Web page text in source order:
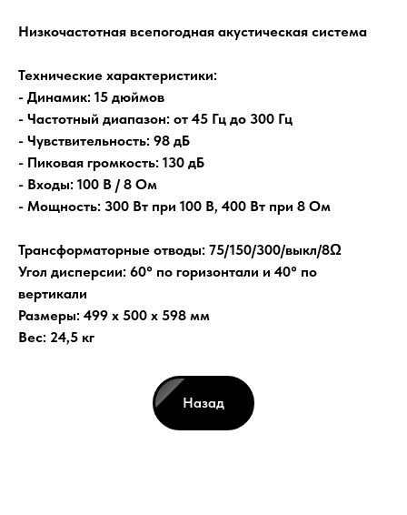
Низкочастотная всепогодная акустическая система
Технические характеристики:
- Динамик: 15 дюймов
- Частотный диапазон: от 45 Гц до 300 Гц
- Чувствительность: 98 дБ
- Пиковая громкость: 130 дБ
- Входы: 100 В / 8 Ом
- Мощность: 300 Вт при 100 В, 400 Вт при 8 Ом
Трансформаторные отводы: 75/150/300/выкл/8Ω
Угол дисперсии: 60° по горизонтали и 40° по
вертикали
Размеры: 499 x 500 x 598 мм
Вес: 24,5 кг
Назад